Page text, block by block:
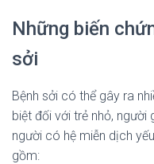
Những biến
sởi
Bệnh sởi có thể gây ra
biệt đối với trẻ nhỏ, người
người có hệ miễn dịch
gồm: